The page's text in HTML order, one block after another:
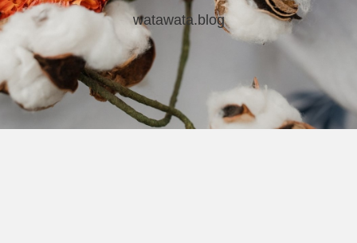
watawata.blog